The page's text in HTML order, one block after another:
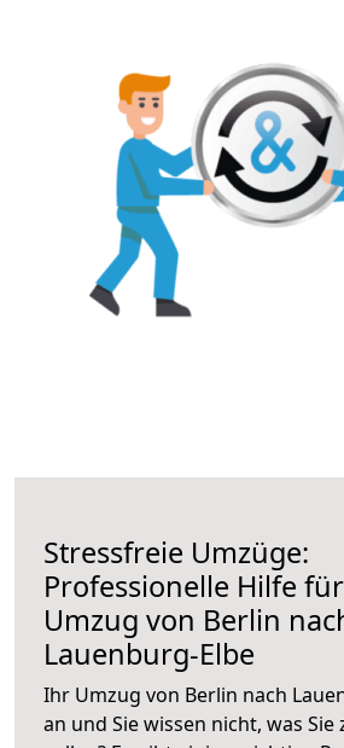
Stressfreie Umzüge:
Professionelle Hilfe
Umzug von Berlin
Lauenburg-Elbe
Ihr Umzug von Berlin nach
an und Sie wissen nicht, was